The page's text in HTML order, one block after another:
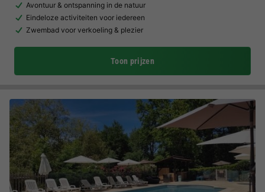
Avontuur & ontspanning in de natuur
Eindeloze activiteiten voor iedereen
Zwembad voor verkoeling & plezier
Toon prijzen